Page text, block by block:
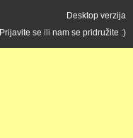
Desktop verzija
Prijavite se ili nam se pridružite :)